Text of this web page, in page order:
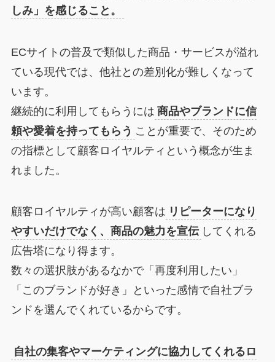
しみ」を感じること。
ECサイトの普及で類似した商品・サービスが溢れ
ている現代では、他社との差別化が難しくなって
います。
継続的に利用してもらうには 商品やブランドに信
頼や愛着を持ってもらう ことが重要で、そのため
の指標として顧客ロイヤルティという概念が生ま
れました。
顧客ロイヤルティが高い顧客は リピーターになり
やすいだけでなく、商品の魅力を宣伝 してくれる
広告塔になり得ます。
数々の選択肢があるなかで「再度利用したい」
「このブランドが好き」といった感情で自社ブラ
ンドを選んでくれているからです。
自社の集客やマーケティングに協力してくれるロ